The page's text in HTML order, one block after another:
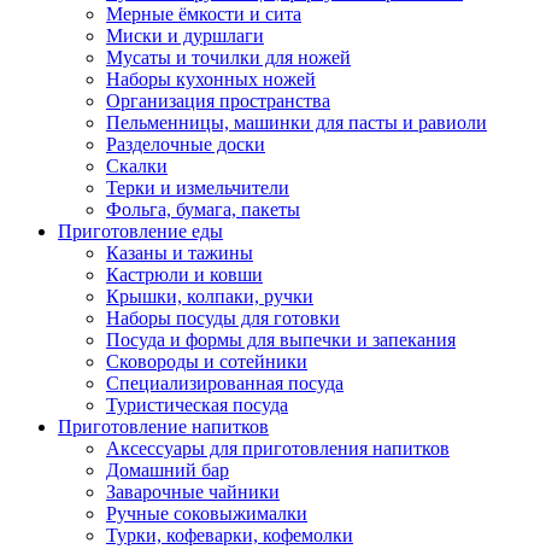
Мерные ёмкости и сита
Миски и дуршлаги
Мусаты и точилки для ножей
Наборы кухонных ножей
Организация пространства
Пельменницы, машинки для пасты и равиоли
Разделочные доски
Скалки
Терки и измельчители
Фольга, бумага, пакеты
Приготовление еды
Казаны и тажины
Кастрюли и ковши
Крышки, колпаки, ручки
Наборы посуды для готовки
Посуда и формы для выпечки и запекания
Сковороды и сотейники
Специализированная посуда
Туристическая посуда
Приготовление напитков
Аксессуары для приготовления напитков
Домашний бар
Заварочные чайники
Ручные соковыжималки
Турки, кофеварки, кофемолки